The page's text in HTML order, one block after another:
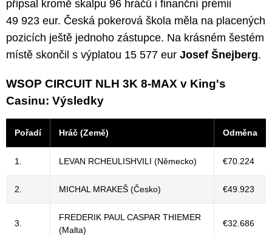
připsal kromě skalpu 96 hráčů i finanční prémii
49 923 eur. Česká pokerová škola měla na placených
pozicích ještě jednoho zástupce. Na krásném šestém
místě skončil s výplatou 15 577 eur Josef Šnejberg.
WSOP CIRCUIT NLH 3K 8-MAX v King's
Casinu: Výsledky
Pořadí Hráč (Země) Odměna
1. LEVAN RCHEULISHVILI (Německo) €70.224
2. MICHAL MRAKEŠ (Česko) €49.923
3.
FREDERIK PAUL CASPAR THIEMER
(Malta)
€32.686